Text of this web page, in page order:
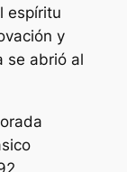
espíritu
y
se abrió al